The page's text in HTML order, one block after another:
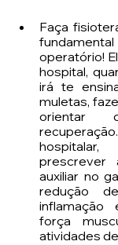
Faça
operatório!
hospital,
irá te
muletas,
orientar
prescrever
auxiliar no
redução
inflamação
força
atividades